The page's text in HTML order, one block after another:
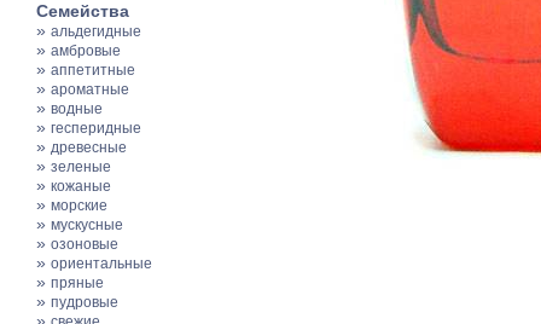
Семейства
» альдегидные
» амбровые
» аппетитные
» ароматные
» водные
» гесперидные
» древесные
» зеленые
» кожаные
» морские
» мускусные
» озоновые
» ориентальные
» пряные
» пудровые